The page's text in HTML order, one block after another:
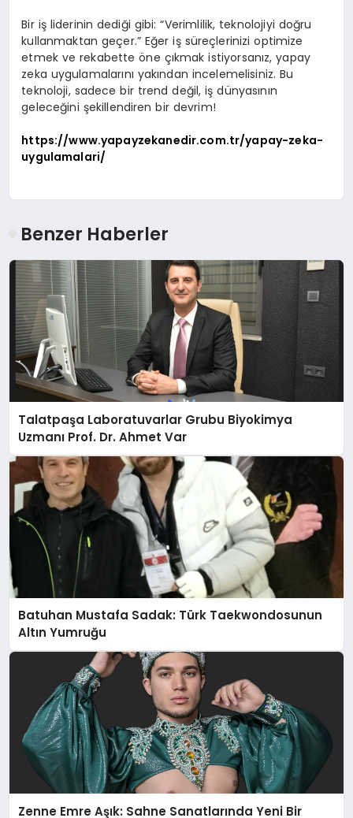
Bir iş liderinin dediği gibi: “Verimlilik, teknolojiyi doğru
kullanmaktan geçer.” Eğer iş süreçlerinizi optimize
etmek ve rekabette öne çıkmak istiyorsanız, yapay
zeka uygulamalarını yakından incelemelisiniz. Bu
teknoloji, sadece bir trend değil, iş dünyasının
geleceğini şekillendiren bir devrim!
https://www.yapayzekanedir.com.tr/yapay-zeka-
uygulamalari/
Benzer Haberler
Talatpaşa Laboratuvarlar Grubu Biyokimya
Uzmanı Prof. Dr. Ahmet Var
Batuhan Mustafa Sadak: Türk Taekwondosunun
Altın Yumruğu
Zenne Emre Aşık: Sahne Sanatlarında Yeni Bir